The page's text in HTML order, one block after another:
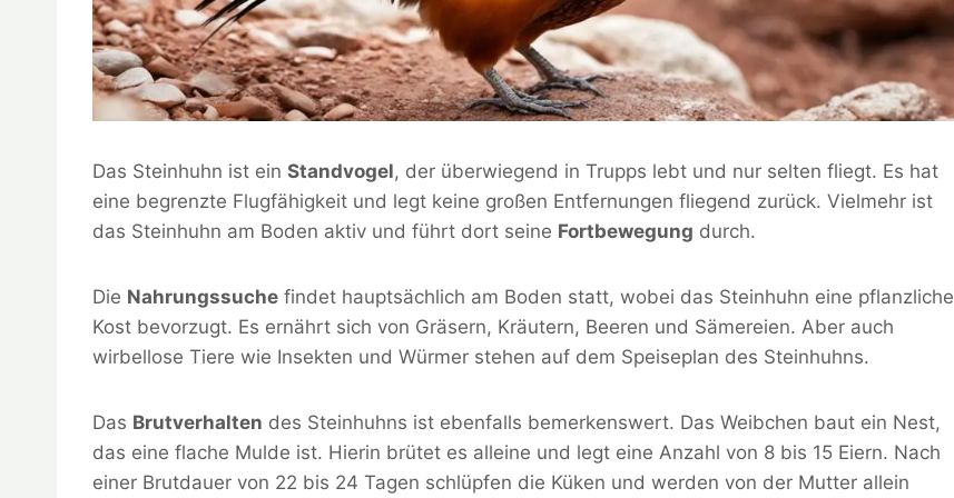
Das Steinhuhn ist ein Standvogel, der überwiegend in Trupps lebt und nur selten fliegt. Es hat
eine begrenzte Flugfähigkeit und legt keine großen Entfernungen fliegend zurück. Vielmehr ist
das Steinhuhn am Boden aktiv und führt dort seine Fortbewegung durch.
Die Nahrungssuche findet hauptsächlich am Boden statt, wobei das Steinhuhn eine pflanzliche
Kost bevorzugt. Es ernährt sich von Gräsern, Kräutern, Beeren und Sämereien. Aber auch
wirbellose Tiere wie Insekten und Würmer stehen auf dem Speiseplan des Steinhuhns.
Das Brutverhalten des Steinhuhns ist ebenfalls bemerkenswert. Das Weibchen baut ein Nest,
das eine flache Mulde ist. Hierin brütet es alleine und legt eine Anzahl von 8 bis 15 Eiern. Nach
einer Brutdauer von 22 bis 24 Tagen schlüpfen die Küken und werden von der Mutter allein